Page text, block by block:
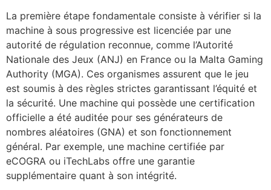
La première étape fondamentale consiste à vérifier si la
machine à sous progressive est licenciée par une
autorité de régulation reconnue, comme l’Autorité
Nationale des Jeux (ANJ) en France ou la Malta Gaming
Authority (MGA). Ces organismes assurent que le jeu
est soumis à des règles strictes garantissant l’équité et
la sécurité. Une machine qui possède une certification
officielle a été auditée pour ses générateurs de
nombres aléatoires (GNA) et son fonctionnement
général. Par exemple, une machine certifiée par
eCOGRA ou iTechLabs offre une garantie
supplémentaire quant à son intégrité.